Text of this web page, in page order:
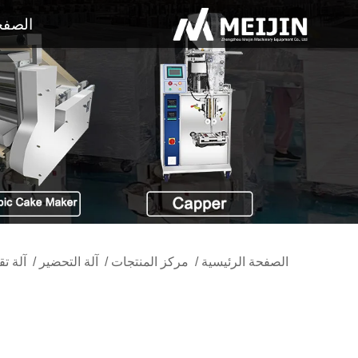
الصفحة الرئيسية / مركز المنتجات / آلة التحضير / آلة